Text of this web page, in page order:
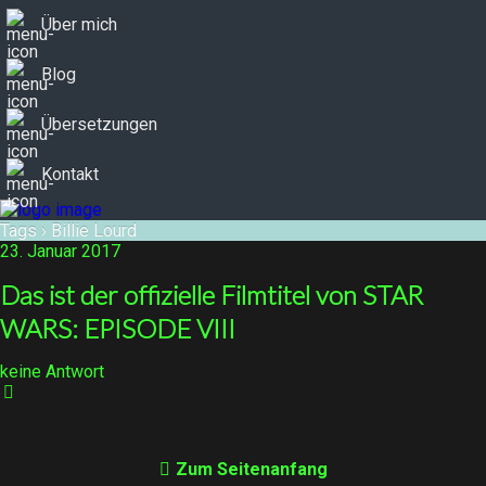
Über mich
Blog
Übersetzungen
Kontakt
Tags › Billie Lourd
23. Januar 2017
Das ist der offizielle Filmtitel von STAR
WARS: EPISODE VIII
keine Antwort
Zum Seitenanfang